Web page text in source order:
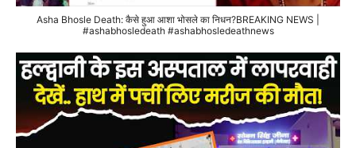
Asha Bhosle Death: कैसे हुआ आशा भोसले का निधन?BREAKING NEWS |
#ashabhosledeath #ashabhosledeathnews